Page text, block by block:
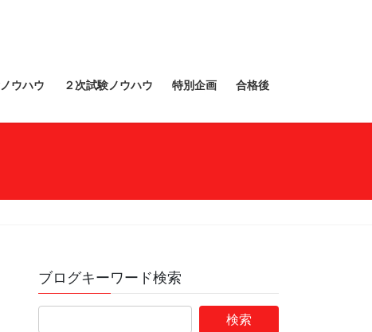
ウハウ ２次試験ノウハウ 特別企画 合格後
ブログキーワード検索